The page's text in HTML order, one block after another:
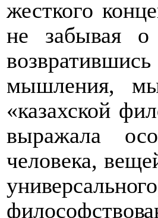
жесткого
не забывая о
мышления,
«казахской
выражала
человека,